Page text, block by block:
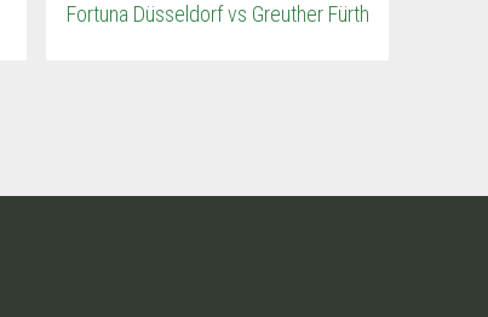
Fortuna Düsseldorf vs Greuther Fürth